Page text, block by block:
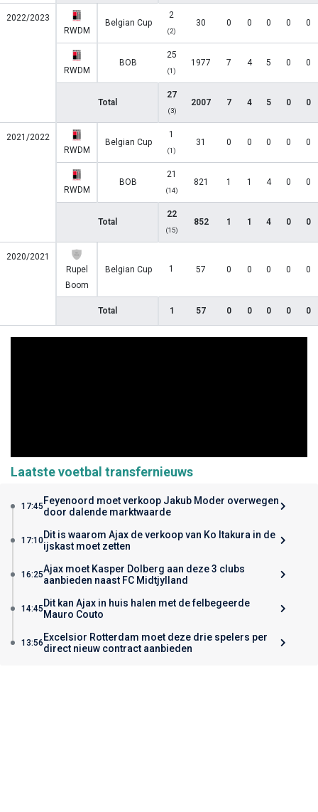
2022/2023
RWDM
Belgian Cup
2
(2)
30 0 0 0 0 0
RWDM
BOB
25
(1)
1977 7 4 5 0 0
Total
27
(3)
2007 7 4 5 0 0
2021/2022
RWDM
Belgian Cup
1
(1)
31 0 0 0 0 0
RWDM
BOB
21
(14)
821 1 1 4 0 0
Total
22
(15)
852 1 1 4 0 0
2020/2021
Rupel
Boom
Belgian Cup 1 57 0 0 0 0 0
Total 1 57 0 0 0 0 0
Laatste voetbal transfernieuws
17:45 Feyenoord moet verkoop Jakub Moder overwegen
door dalende marktwaarde
17:10Dit is waarom Ajax de verkoop van Ko Itakura in de
ijskast moet zetten
16:25Ajax moet Kasper Dolberg aan deze 3 clubs
aanbieden naast FC Midtjylland
14:45 Dit kan Ajax in huis halen met de felbegeerde
Mauro Couto
13:56 Excelsior Rotterdam moet deze drie spelers per
direct nieuw contract aanbieden